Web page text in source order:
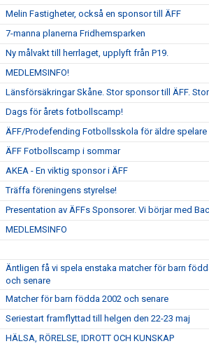
Melin Fastigheter, också en sponsor till ÄFF
7-manna planerna Fridhemsparken
Ny målvakt till herrlaget, upplyft från P19.
MEDLEMSINFO!
Länsförsäkringar Skåne. Stor sponsor till ÄFF.
Dags för årets fotbollscamp!
ÄFF/Prodefending Fotbollsskola för äldre spelare
ÄFF Fotbollscamp i sommar
AKEA - En viktig sponsor i ÄFF
Träffa föreningens styrelse!
Presentation av ÄFFs Sponsorer. Vi börjar med
MEDLEMSINFO
Äntligen få vi spela enstaka matcher för barn
och senare
Matcher för barn födda 2002 och senare
Seriestart framflyttad till helgen den 22-23 maj
HÄLSA, RÖRELSE, IDROTT OCH KUNSKAP